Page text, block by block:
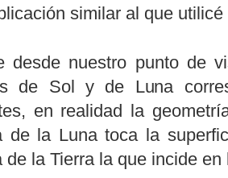
similar al que
desde nuestro punto de
de Sol y de Luna
en realidad la
de la Lunatoca la
de la Tierra la que incide en